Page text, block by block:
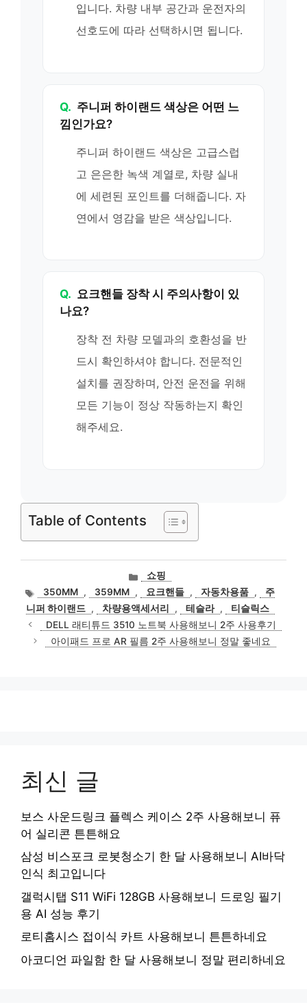
입니다. 차량 내부 공간과 운전자의
선호도에 따라 선택하시면 됩니다.
Q. 주니퍼 하이랜드 색상은 어떤 느
낌인가요?
주니퍼 하이랜드 색상은 고급스럽
고 은은한 녹색 계열로, 차량 실내
에 세련된 포인트를 더해줍니다. 자
연에서 영감을 받은 색상입니다.
Q. 요크핸들 장착 시 주의사항이 있
나요?
장착 전 차량 모델과의 호환성을 반
드시 확인하셔야 합니다. 전문적인
설치를 권장하며, 안전 운전을 위해
모든 기능이 정상 작동하는지 확인
해주세요.
Table of Contents
카
테
고
리
쇼핑
태
그
350MM , 359MM , 요크핸들 , 자동차용품 ,
주
니퍼 하이랜드 , 차량용액세서리 , 테슬라 ,
티슬릭스
DELL 래티튜드 3510 노트북 사용해보니 2주 사용후기
아이패드 프로 AR 필름 2주 사용해보니 정말 좋네요
최신 글
보스 사운드링크 플렉스 케이스 2주 사용해보니 퓨
어 실리콘 튼튼해요
삼성 비스포크 로봇청소기 한 달 사용해보니 AI바닥
인식 최고입니다
갤럭시탭 S11 WiFi 128GB 사용해보니 드로잉 필기
용 AI 성능 후기
로티홈시스 접이식 카트 사용해보니 튼튼하네요
아코디언 파일함 한 달 사용해보니 정말 편리하네요